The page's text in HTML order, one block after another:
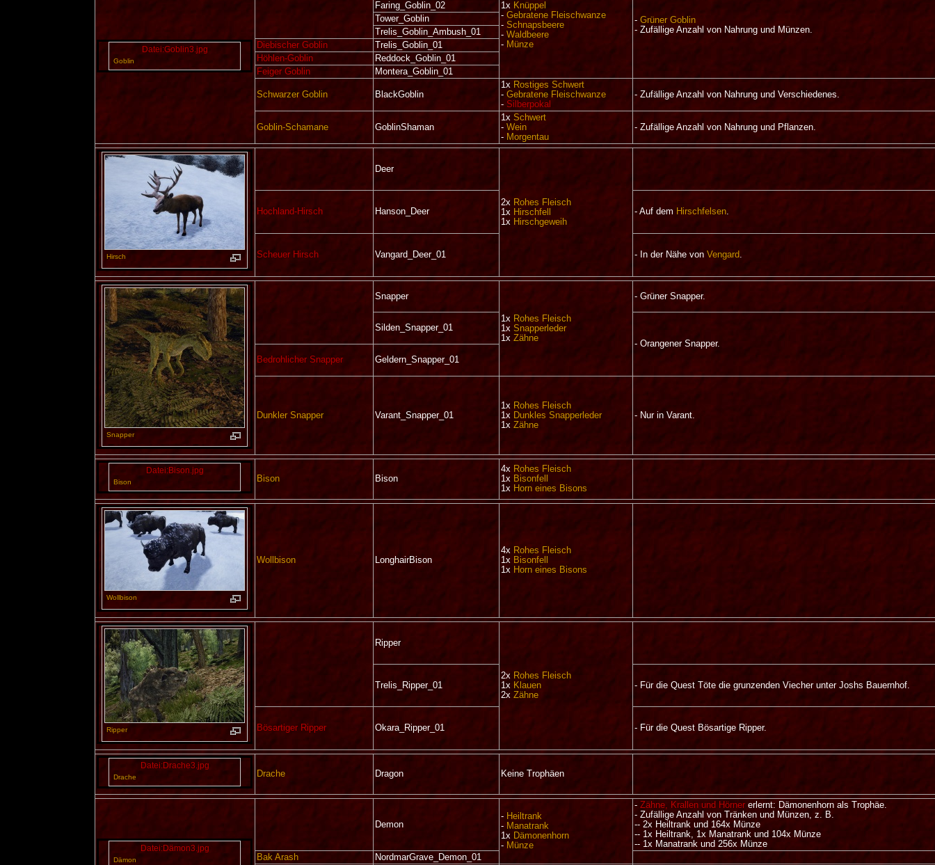
Datei:Goblin3.jpg
Goblin
1x Knüppel
-Gebratene Fleischwanze
-Schnapsbeere
-Waldbeere
- Münze
-Grüner Goblin
- Zufällige Anzahl von Nahrung und Münzen.
Faring_Goblin_02
Tower_Goblin
Trelis_Goblin_Ambush_01
Diebischer Goblin
Trelis_Goblin_01
Höhlen-Goblin
Reddock_Goblin_01
Feiger Goblin
Montera_Goblin_01
Schwarzer Goblin BlackGoblin
1x Rostiges Schwert
-Gebratene Fleischwanze
-Silberpokal
- Zufällige Anzahl von Nahrung und Verschiedenes.
Goblin-Schamane GoblinShaman
1xSchwert
-Wein
- Morgentau
- Zufällige Anzahl von Nahrung und Pflanzen.
Hirsch
Deer
2x Rohes Fleisch
1x Hirschfell
1x Hirschgeweih
Hochland-Hirsch Hanson_Deer - Auf dem Hirschfelsen.
Scheuer Hirsch Vangard_Deer_01 - In der Nähe vonVengard.
Snapper
Snapper
1x Rohes Fleisch
1xSnapperleder
1xZähne
- Grüner Snapper.
Silden_Snapper_01
- Orangener Snapper.
Bedrohlicher Snapper
Geldern_Snapper_01
Dunkler Snapper Varant_Snapper_01
1x Rohes Fleisch
1x Dunkles Snapperleder
1xZähne
- Nur in Varant.
Datei:Bison.jpg
Bison Bison Bison
4x Rohes Fleisch
1x Bisonfell
1x Horn eines Bisons
Wollbison
Wollbison LonghairBison
4x Rohes Fleisch
1x Bisonfell
1x Horn eines Bisons
Ripper
Ripper
2x Rohes Fleisch
1x Klauen
2xZähne
Trelis_Ripper_01 - Für die Quest Töte die grunzenden Viecher unter Joshs Bauernhof.
Bösartiger Ripper Okara_Ripper_01 - Für die Quest Bösartige Ripper.
Datei:Drache3.jpg
Drache Drache Dragon Keine Trophäen
Datei:Dämon3.jpg
Dämon
Demon
- Heiltrank
- Manatrank
1x Dämonenhorn
- Münze
-Zähne, Krallen und Hörner erlernt: Dämonenhorn als Trophäe.
- Zufällige Anzahl von Tränken und Münzen, z. B.
-- 2x Heiltrank und 164x Münze
-- 1x Heiltrank, 1x Manatrank und 104x Münze
-- 1x Manatrank und 256x Münze
Bak Arash
NordmarGrave_Demon_01